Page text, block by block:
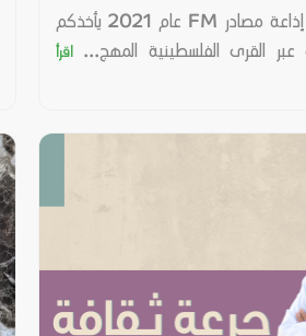
برنامج أطلال من إنتاج إذاعة مصادر FM عام 2021 يأخذكم
القرى الفلسطينية المهج...اقرأ